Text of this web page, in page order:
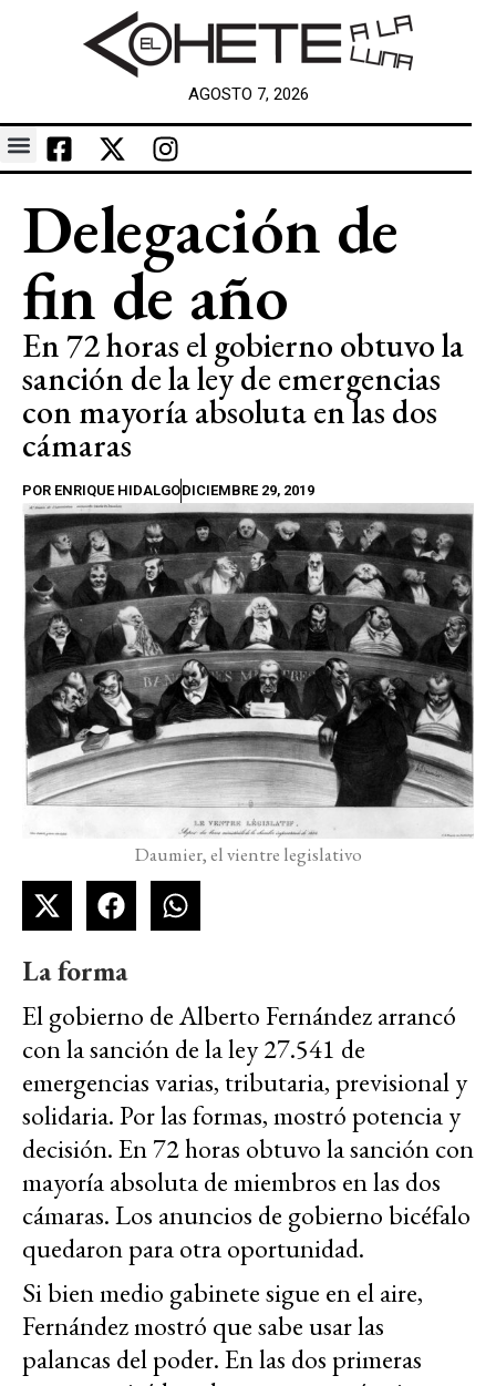
AGOSTO 7, 2026
Delegación de
fin de año
En 72 horas el gobierno obtuvo la
sanción de la ley de emergencias
con mayoría absoluta en las dos
cámaras
POR ENRIQUE HIDALGODICIEMBRE 29, 2019
Daumier, el vientre legislativo
La forma
El gobierno de Alberto Fernández arrancó
con la sanción de la ley 27.541 de
emergencias varias, tributaria, previsional y
solidaria. Por las formas, mostró potencia y
decisión. En 72 horas obtuvo la sanción con
mayoría absoluta de miembros en las dos
cámaras. Los anuncios de gobierno bicéfalo
quedaron para otra oportunidad.
Si bien medio gabinete sigue en el aire,
Fernández mostró que sabe usar las
palancas del poder. En las dos primeras